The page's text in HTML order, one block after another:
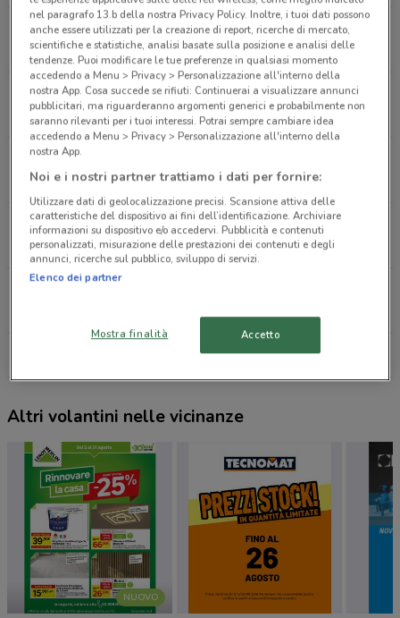
Variante Tiburtina Km 68,200 Carsoli
2.4 km
Via Di Torrevecchia, 450 Roma
3.5 km
Via Angelo Ranucci, 14 Roma
4.1 km
Via Vittorio Veneto, 2/B/G Malo
4.2 km
Tutti i negozi Einhell
Altri volantini nelle vicinanze
NUOVO
nel paragrafo 13.b della nostra Privacy Policy. Inoltre, i tuoi dati possono
anche essere utilizzati per la creazione di report, ricerche di mercato,
scientifiche e statistiche, analisi basate sulla posizione e analisi delle
tendenze. Puoi modificare le tue preferenze in qualsiasi momento
accedendo a Menu > Privacy > Personalizzazione all'interno della
nostra App. Cosa succede se rifiuti: Continuerai a visualizzare annunci
pubblicitari, ma riguarderanno argomenti generici e probabilmente non
saranno rilevanti per i tuoi interessi. Potrai sempre cambiare idea
accedendo a Menu > Privacy > Personalizzazione all'interno della
nostra App.
Noi e i nostri partner trattiamo i dati per fornire:
Utilizzare dati di geolocalizzazione precisi. Scansione attiva delle
caratteristiche del dispositivo ai fini dell’identificazione. Archiviare
informazioni su dispositivo e/o accedervi. Pubblicità e contenuti
personalizzati, misurazione delle prestazioni dei contenuti e degli
annunci, ricerche sul pubblico, sviluppo di servizi.
Elenco dei partner
Mostra finalità Accetto